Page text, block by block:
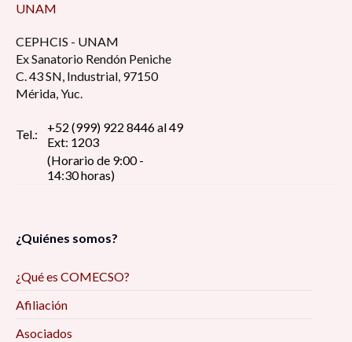
UNAM
CEPHCIS - UNAM
Ex Sanatorio Rendón Peniche
C. 43 SN, Industrial, 97150
Mérida, Yuc.
Tel.:
+52 (999) 922 8446 al 49
Ext: 1203
(Horario de 9:00 -
14:30 horas)
¿Quiénes somos?
¿Qué es COMECSO?
Afiliación
Asociados